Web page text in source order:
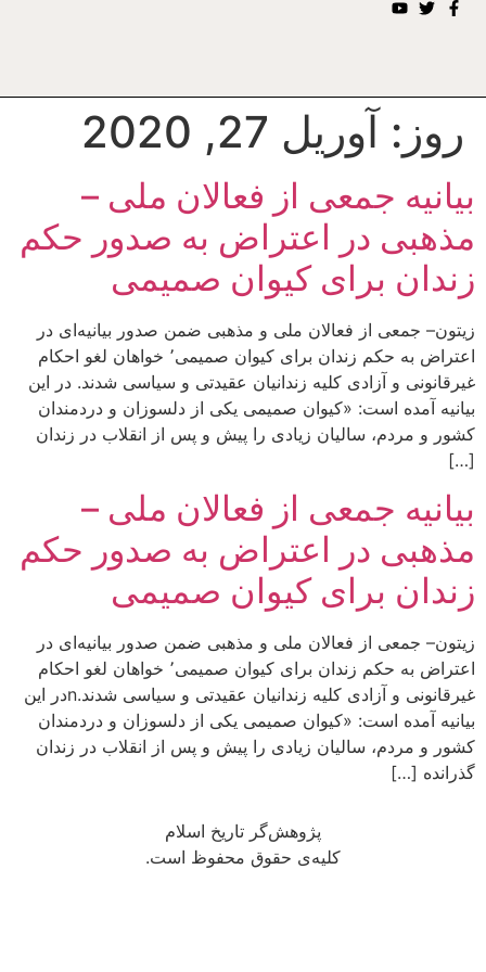
روز: آوریل 27, 2020
بیانیه جمعی از فعالان ملی –
مذهبی در اعتراض به صدور حکم
زندان برای کیوان صمیمی
زیتون– جمعی از فعالان ملی و مذهبی ضمن صدور بیانیه‌ای در
اعتراض به حکم زندان برای کیوان صمیمی٬ خواهان لغو احکام
غیرقانونی و آزادی کلیه زندانیان عقیدتی و سیاسی شدند. در این
بیانیه آمده است: «کیوان صمیمی یکی از دلسوزان و دردمندان
کشور و مردم، سالیان زیادی را پیش و پس از انقلاب در زندان
[…]
بیانیه جمعی از فعالان ملی –
مذهبی در اعتراض به صدور حکم
زندان برای کیوان صمیمی
زیتون– جمعی از فعالان ملی و مذهبی ضمن صدور بیانیه‌ای در
اعتراض به حکم زندان برای کیوان صمیمی٬ خواهان لغو احکام
غیرقانونی و آزادی کلیه زندانیان عقیدتی و سیاسی شدند.nدر این
بیانیه آمده است: «کیوان صمیمی یکی از دلسوزان و دردمندان
کشور و مردم، سالیان زیادی را پیش و پس از انقلاب در زندان
گذرانده […]
پژوهش‌گر تاریخ اسلام
کلیه‌ی حقوق محفوظ است.